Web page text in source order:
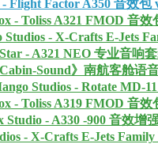
Flight Factor A350 音效包
- Toliss A321 FMOD 音
- X-Crafts E-Jets
- A321 NEO 专业音响
Sound》南航客舱语
Studios - Rotate MD-
- Toliss A319 FMOD 音
Studio - A330 -900 音效增
- X-Crafts E-Jets